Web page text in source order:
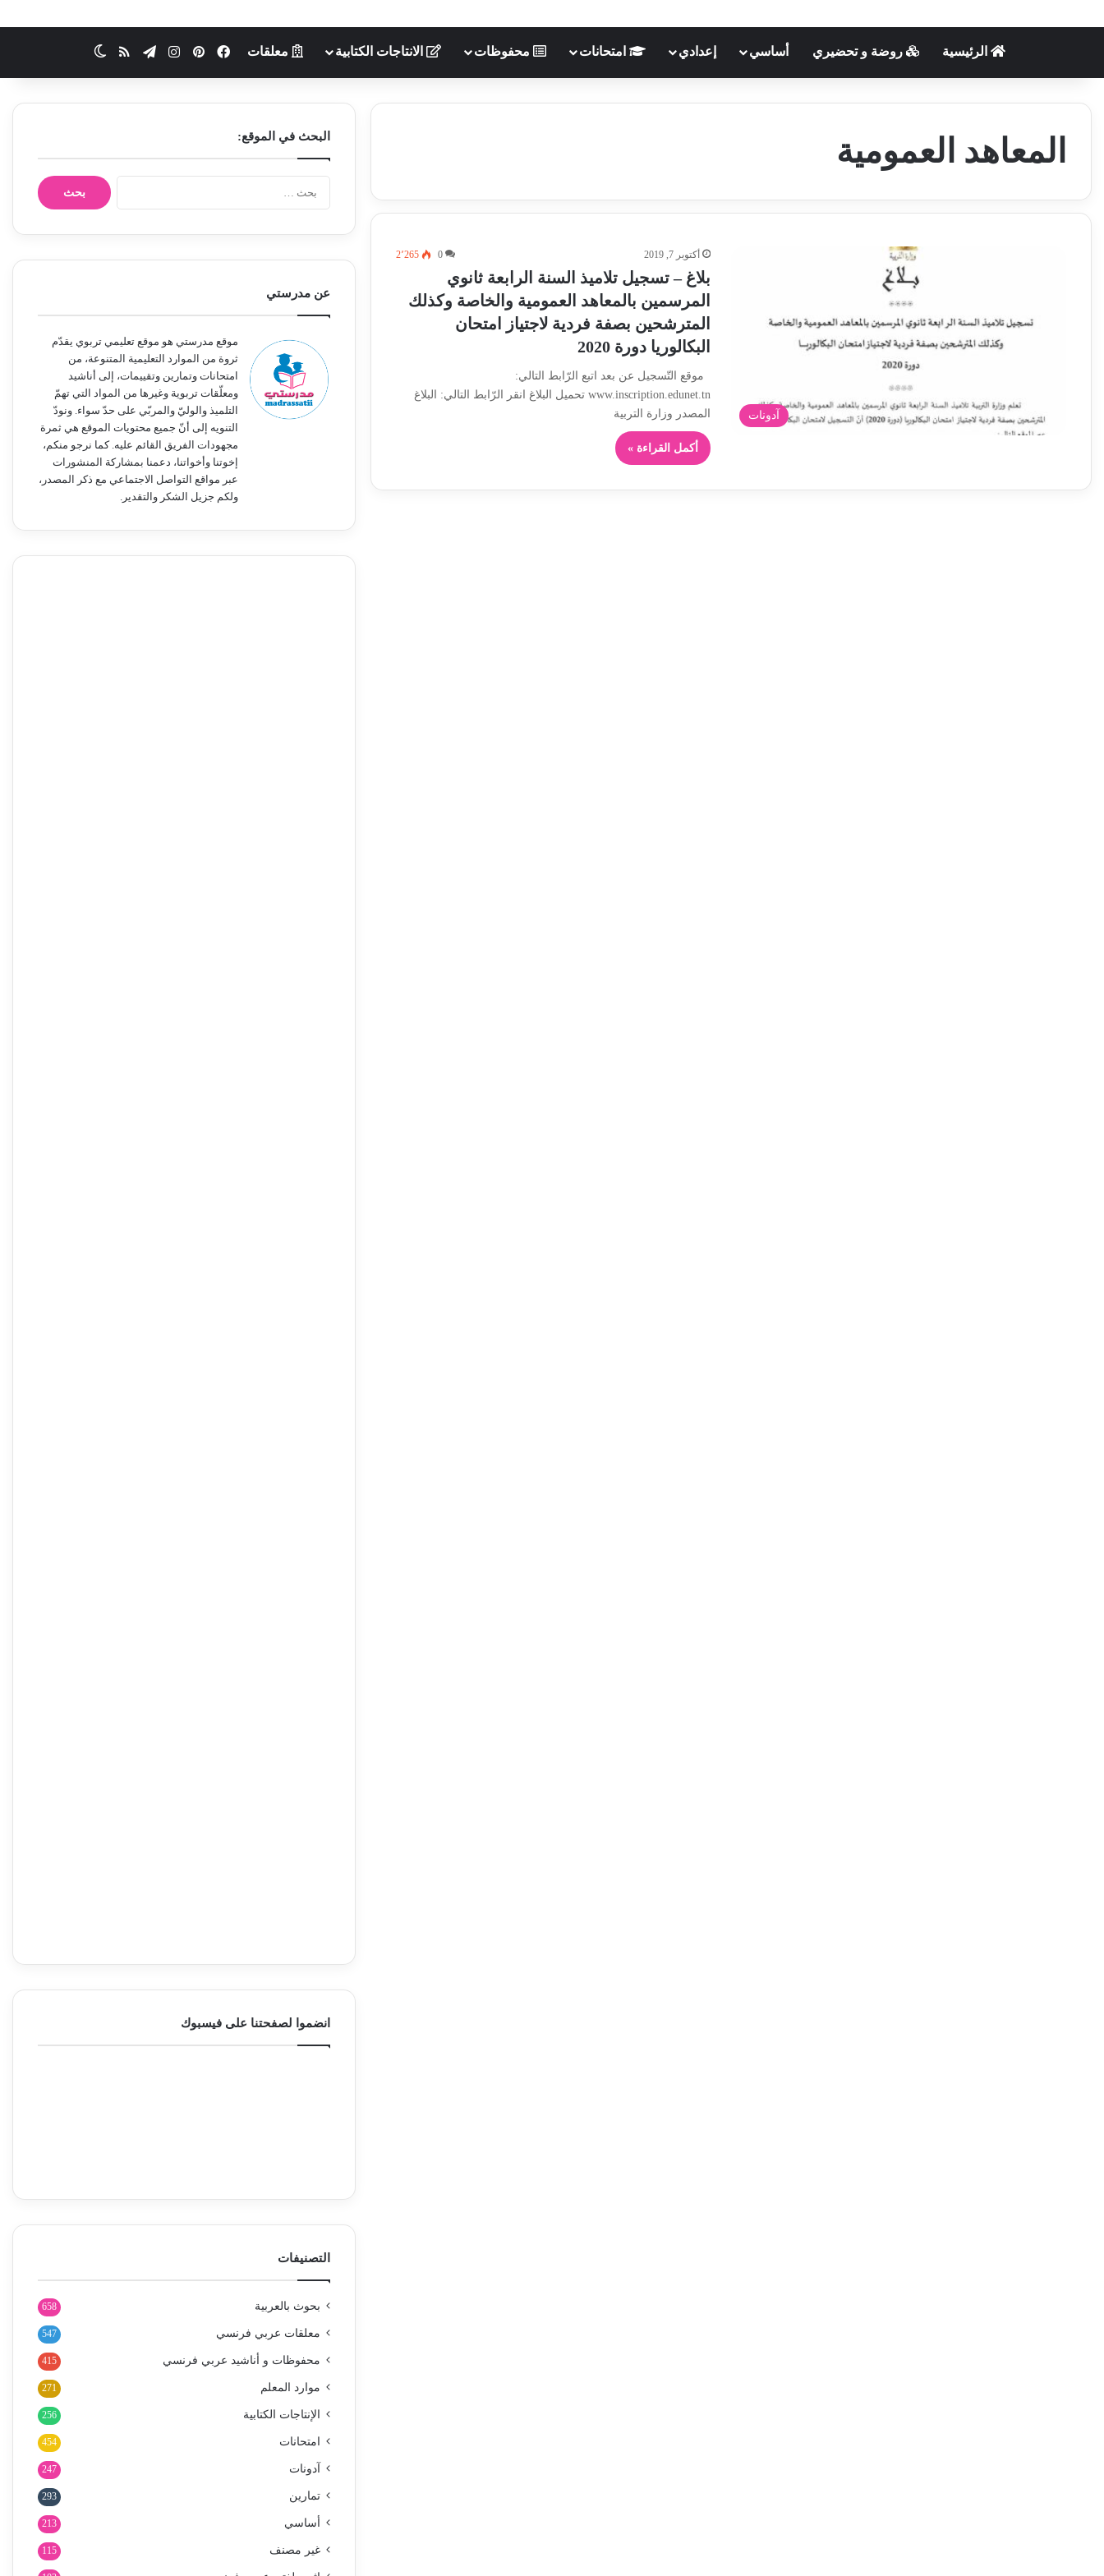
الرئيسية روضة و تحضيري أساسي إعدادي امتحانات محفوظات الانتاجات الكتابية معلقات فيسبوكبينتيريستانستقرامتيلقرامملخص الموقع RSS
المعاهد العمومية
آدونات
أكتوبر 7, 2019 0 2٬265
بلاغ – تسجيل تلاميذ السنة الرابعة ثانوي
المرسمين بالمعاهد العمومية والخاصة وكذلك
المترشحين بصفة فردية لاجتياز امتحان
البكالوريا دورة 2020
موقع التّسجيل عن بعد اتبع الرّابط التالي:
www.inscription.edunet.tn تحميل البلاغ انقر الرّابط التالي: البلاغ
المصدر وزارة التربية
أكمل القراءة »
البحث في الموقع:
ح
عن مدرستي
موقع مدرستي هو موقع تعليمي تربوي يقدّم
ثروة من الموارد التعليمية المتنوعة، من
امتحانات وتمارين وتقييمات، إلى أناشيد
ومعلّقات تربوية وغيرها من المواد التي تهمّ
التلميذ والوليّ والمربّي على حدّ سواء. ونودّ
التنويه إلى أنّ جميع محتويات الموقع هي ثمرة
مجهودات الفريق القائم عليه. كما نرجو منكم،
إخوتنا وأخواتنا، دعمنا بمشاركة المنشورات
عبر مواقع التواصل الاجتماعي مع ذكر المصدر،
ولكم جزيل الشكر والتقدير.
انضموا لصفحتنا على فيسبوك
التصنيفات
بحوث بالعربية 658
معلقات عربي فرنسي 547
محفوظات و أناشيد عربي فرنسي 415
موارد المعلم 271
الإنتاجات الكتابية 256
امتحانات 454
آدونات 247
تمارين 293
أساسي 213
غير مصنف 115